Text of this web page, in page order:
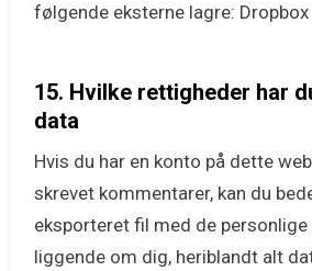
følgende eksterne lagre: Dropbox
15. Hvilke rettigheder har
data
Hvis du har en konto på dette
skrevet kommentarer, kan du
eksporteret fil med de personlige
liggende om dig, heriblandt alt